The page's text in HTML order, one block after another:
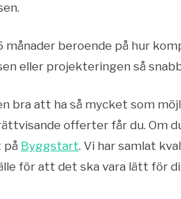
beroende på hur
eller projekteringen så
bra att ha så mycket som
offerter får du. Om
på Byggstart. Vi har samlat
för att det ska vara lätt för